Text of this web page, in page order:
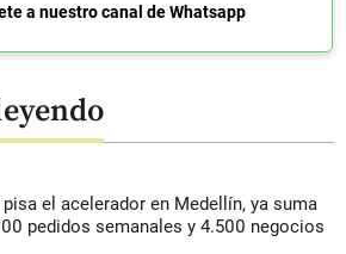
a nuestro canal de Whatsapp
pisa el acelerador en Medellín, ya suma
pedidos semanales y 4.500 negocios